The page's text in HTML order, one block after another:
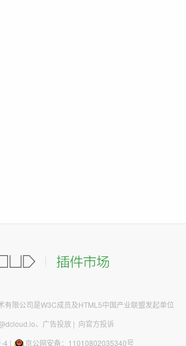
有限公司是W3C成员及HTML5中国产业联盟发起单位
、 广告投放 | 向官方投诉
4 | 京公网安备：11010802035340号